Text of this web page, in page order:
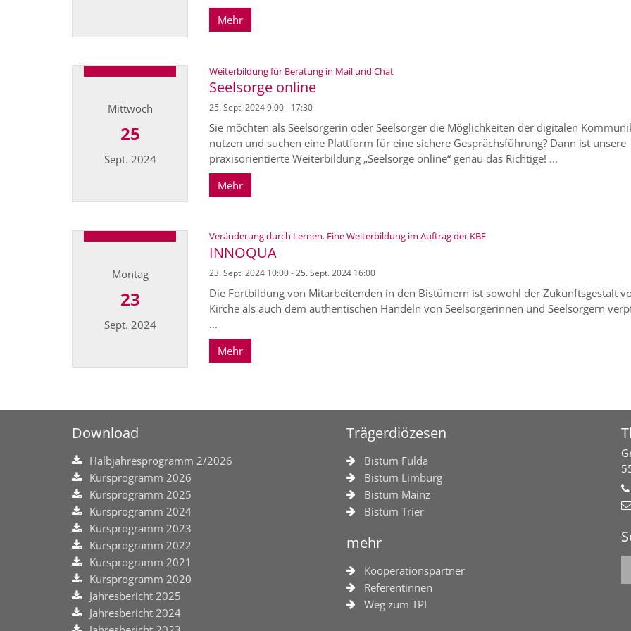
Mehr
Mittwoch
25
Sept. 2024
Weiterbildung für Beratung in Mail und Chat:
Seelsorge online
25. Sept. 2024 9:00 - 17:30
Sie möchten als Seelsorgerin oder Seelsorger die Möglichkeiten der digitalen
nutzen und suchen eine Plattform für eine sichere Gesprächsführung? Dann ist unsere
praxisorientierte Weiterbildung „Seelsorge online“ genau das Richtige! ...
Mehr
Montag
23
Sept. 2024
Veränderung durch Lernen. Eine Weiterbildung im Auftrag der KBF:
INNOQUA
23. Sept. 2024 10:00 - 25. Sept. 2024 16:00
Die Fortbildung von Mitarbeitenden in den Bistümern ist sowohl der Zukunftsgestalt
Kirche als auch dem authentischen Handeln von Seelsorgerinnen und Seelsorgern
...
Mehr
Download
Halbjahresprogramm 2/2026
Kursprogramm 2026
Kursprogramm 2025
Kursprogramm 2024
Kursprogramm 2023
Kursprogramm 2022
Kursprogramm 2021
Kursprogramm 2020
Jahresbericht 2025
Jahresbericht 2024
Trägerdiözesen
Bistum Fulda
Bistum Limburg
Bistum Mainz
Bistum Trier
mehr
Kooperationspartner
Referentinnen
Weg zum TPI